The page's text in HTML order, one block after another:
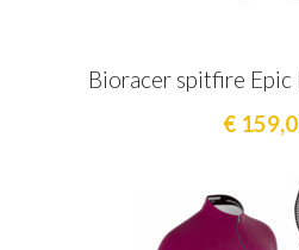
Bioracer spitfire
€